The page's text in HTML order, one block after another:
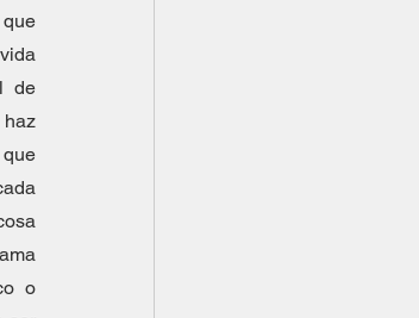
de
o